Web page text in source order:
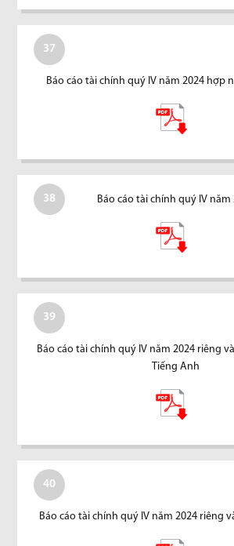
37
Báo cáo tài chính quý IV năm 2024 hợp
38 Báo cáo tài chính quý IV
39
Báo cáo tài chính quý IV năm 2024 riêng
Tiếng Anh
40
Báo cáo tài chính quý IV năm 2024 riêng